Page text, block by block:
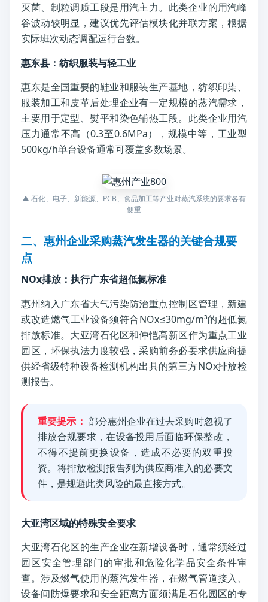
灭菌、制粒调质工段是用汽主力。此类企业的用汽峰
谷波动较明显，建议优先评估模块化并联方案，根据
实际班次动态调配运行台数。
惠东县：纺织服装与轻工业
惠东是全国重要的鞋业和服装生产基地，纺织印染、
服装加工和皮革后处理企业有一定规模的蒸汽需求，
主要用于定型、熨平和染色辅热工段。此类企业用汽
压力通常不高（0.3至0.6MPa），规模中等，工业型
500kg/h单台设备通常可覆盖多数场景。
▲ 石化、电子、新能源、PCB、食品加工等产业对蒸汽系统的要求各有
侧重
二、惠州企业采购蒸汽发生器的关键合规要
点
NOx排放：执行广东省超低氮标准
惠州纳入广东省大气污染防治重点控制区管理，新建
或改造燃气工业设备须符合NOx≤30mg/m³的超低氮
排放标准。大亚湾石化区和仲恺高新区作为重点工业
园区，环保执法力度较强，采购前务必要求供应商提
供经省级特种设备检测机构出具的第三方NOx排放检
测报告。
重要提示： 部分惠州企业在过去采购时忽视了
排放合规要求，在设备投用后面临环保整改，
不得不提前更换设备，造成不必要的双重投
资。将排放检测报告列为供应商准入的必要文
件，是规避此类风险的最直接方式。
大亚湾区域的特殊安全要求
大亚湾石化区的生产企业在新增设备时，通常须经过
园区安全管理部门的审批和危险化学品安全条件审
查。涉及燃气使用的蒸汽发生器，在燃气管道接入、
设备间防爆要求和安全距离方面须满足石化园区的专